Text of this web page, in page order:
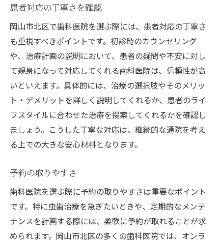
患者対応の丁寧さを確認
岡山市北区で歯科医院を選ぶ際には、患者対応の丁寧さ
も重視すべきポイントです。初診時のカウンセリング
や、治療計画の説明において、患者の疑問や不安に対し
て親身になって対応してくれる歯科医院は、信頼性が高
いといえます。具体的には、治療の選択肢やそのメリッ
ト・デメリットを詳しく説明してくれるか、患者のライ
フスタイルに合わせた治療を提案してくれるかを確認し
ましょう。こうした丁寧な対応は、継続的な通院を考え
る上での大きな安心材料となります。
予約の取りやすさ
歯科医院を選ぶ際に予約の取りやすさは重要なポイント
です。特に虫歯治療を急ぎたいときや、定期的なメンテ
ナンスを計画する際には、柔軟に予約が取れることが求
められます。岡山市北区の多くの歯科医院では、オンラ